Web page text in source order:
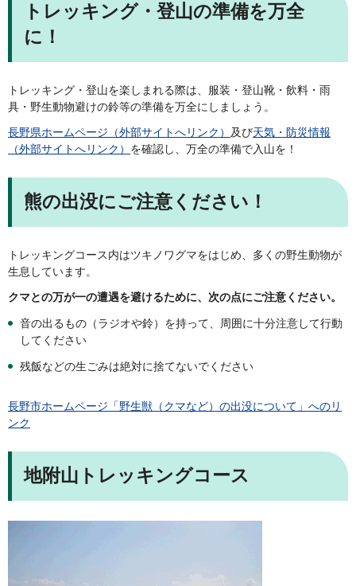
トレッキング・登山の準備を万全
に！
トレッキング・登山を楽しまれる際は、服装・登山靴・飲料・雨
具・野生動物避けの鈴等の準備を万全にしましょう。
長野県ホームページ（外部サイトへリンク） 及び天気・防災情報
（外部サイトへリンク） を確認し、万全の準備で入山を！
熊の出没にご注意ください！
トレッキングコース内はツキノワグマをはじめ、多くの野生動物が
生息しています。
クマとの万が一の遭遇を避けるために、次の点にご注意ください。
音の出るもの（ラジオや鈴）を持って、周囲に十分注意して行動
してください
残飯などの生ごみは絶対に捨てないでください
長野市ホームページ「野生獣（クマなど）の出没について」へのリ
ンク
地附山トレッキングコース